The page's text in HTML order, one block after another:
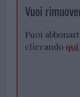
Vuoi
Puoi
cliccando qui